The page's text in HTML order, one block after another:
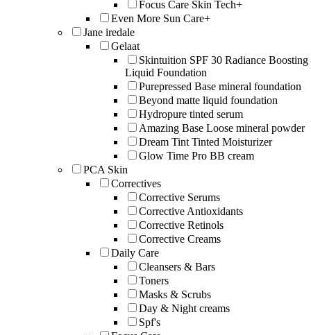
Focus Care Skin Tech+
Even More Sun Care+
Jane iredale
Gelaat
Skintuition SPF 30 Radiance Boosting
Liquid Foundation
Purepressed Base mineral foundation
Beyond matte liquid foundation
Hydropure tinted serum
Amazing Base Loose mineral powder
Dream Tint Tinted Moisturizer
Glow Time Pro BB cream
PCA Skin
Correctives
Corrective Serums
Corrective Antioxidants
Corrective Retinols
Corrective Creams
Daily Care
Cleansers & Bars
Toners
Masks & Scrubs
Day & Night creams
Spf's